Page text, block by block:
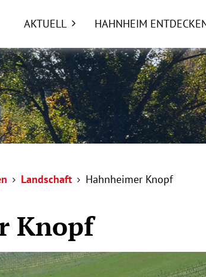
AKTUELL HAHNHEIM
Landschaft Hahnheimer Knopf
Knopf